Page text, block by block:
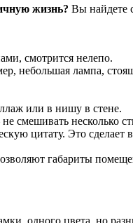
жизнь? Вы найдете
смотрится нелепо.
небольшая лампа,
или в нишу в стене.
смешивать несколько
цитату. Это
габариты
одного цвета, но